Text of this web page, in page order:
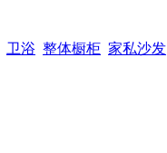
卫浴 整体橱柜 家私沙发